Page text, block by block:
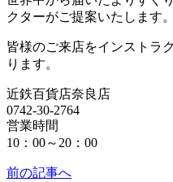
クターがご提案いたします。
皆様のご来店をインストラ
ります。
近鉄百貨店奈良店
0742-30-2764
営業時間
10：00～20：00
前の記事へ